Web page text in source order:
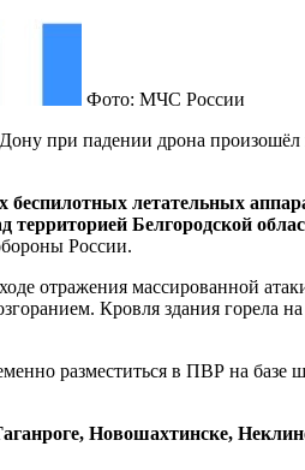
Фото: МЧС России
при падении дрона
летательных
Белгородской
России.
отражения массированной
Кровля здания горела
разместиться в ПВР на
Новошахтинске,